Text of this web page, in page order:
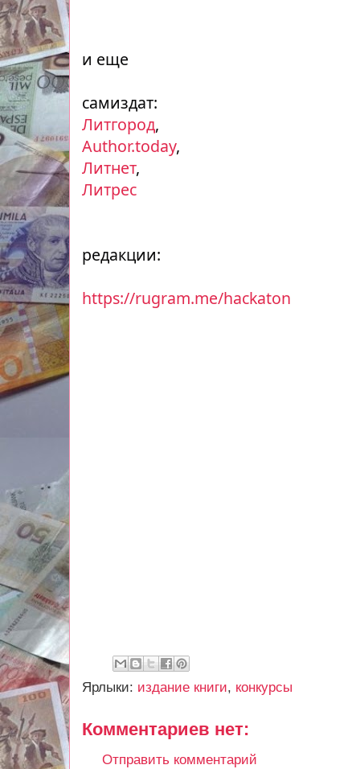
и еще
самиздат:
Литгород,
Author.today,
Литнет,
Литрес
редакции:
https://rugram.me/hackaton
Ярлыки: издание книги, конкурсы
Комментариев нет:
Отправить комментарий